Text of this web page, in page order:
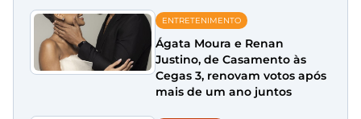
ENTRETENIMENTO
Ágata Moura e Renan
Justino, de Casamento às
Cegas 3, renovam votos após
mais de um ano juntos